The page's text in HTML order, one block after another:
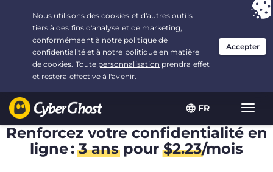
FR
Vous avez opté pour :L'offre la plus avantageuse
3.3333333333333 ans à $2.23/mois
Renforcez votre confidentialité en
ligne :3 anspour$2.23/mois